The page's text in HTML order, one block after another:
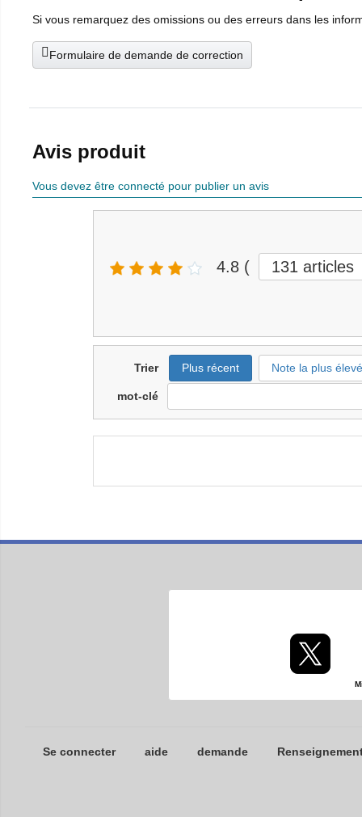
Si vous remarquez des omissions ou des erreurs dans les
Formulaire de demande de correction
Avis produit
Vous devez être connecté pour publier un avis
4.8 ( 131 articles
Trier Plus récent Note la plus
mot-clé
Se connecter aide demande